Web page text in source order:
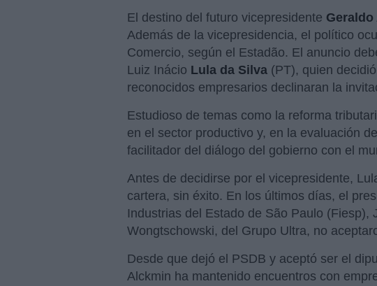
El destino del futuro vicepresidente
Además de la vicepresidencia, el político
Comercio, según el Estadão. El anuncio
Luiz Inácio Lula da Silva (PT), quien
reconocidos empresarios declinaran la
Estudioso de temas como la reforma
en el sector productivo y, en la evaluación
facilitador del diálogo del gobierno con el
Antes de decidirse por el vicepresidente,
cartera, sin éxito. En los últimos días, el
Industrias del Estado de São Paulo (Fiesp),
Wongtschowski, del Grupo Ultra, no
Desde que dejó el PSDB y aceptó ser el
Alckmin ha mantenido encuentros con